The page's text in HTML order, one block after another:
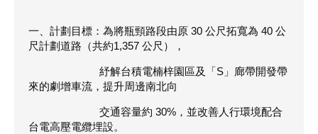
一、計劃目標：為將瓶頸路段由原 30 公尺拓寬為 40 公
尺計劃道路（共約1,357 公尺），
紓解台積電楠梓園區及「S」廊帶開發帶
來的劇增車流，提升周邊南北向
交通容量約 30%，並改善人行環境配合
台電高壓電纜埋設。